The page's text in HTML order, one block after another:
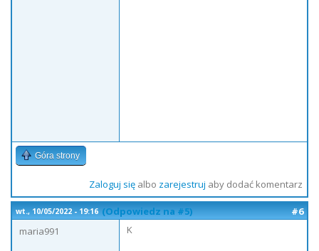
Góra strony
Zaloguj sięalbo zarejestruj aby dodać komentarz
wt., 10/05/2022 - 19:16 (Odpowiedz na #5)
#6
maria991
K